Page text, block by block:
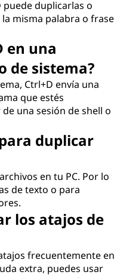
puede duplicarlas o
misma palabra o frase
en una
de sistema?
Ctrl+D envía una
que estés
una sesión de shell o
duplicar
en tu PC. Por lo
de texto o para
los atajos de
frecuentemente en
extra, puedes usar